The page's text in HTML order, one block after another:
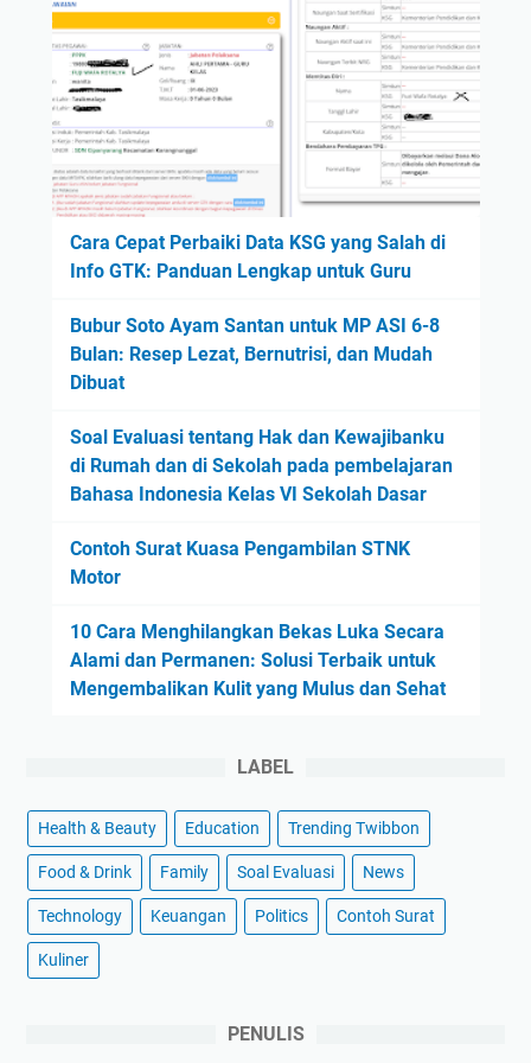
Cara Cepat Perbaiki Data KSG yang Salah di
Info GTK: Panduan Lengkap untuk Guru
Bubur Soto Ayam Santan untuk MP ASI 6-8
Bulan: Resep Lezat, Bernutrisi, dan Mudah
Dibuat
Soal Evaluasi tentang Hak dan Kewajibanku
di Rumah dan di Sekolah pada pembelajaran
Bahasa Indonesia Kelas VI Sekolah Dasar
Contoh Surat Kuasa Pengambilan STNK
Motor
10 Cara Menghilangkan Bekas Luka Secara
Alami dan Permanen: Solusi Terbaik untuk
Mengembalikan Kulit yang Mulus dan Sehat
LABEL
Health & Beauty Education Trending Twibbon
Food & Drink Family Soal Evaluasi News
Technology Keuangan Politics Contoh Surat
Kuliner
PENULIS